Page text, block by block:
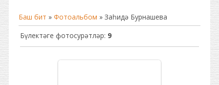
Баш бит » Фотоальбом » Заһидә Бурнашева
Бүлектәге фотосурәтләр: 9